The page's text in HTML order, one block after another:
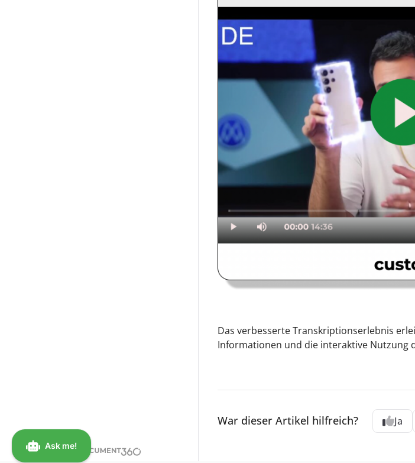
Angetrieben von
Das verbesserte Transkriptionserlebnis
Informationen und die interaktive Nutzung
War dieser Artikel hilfreich? Ja